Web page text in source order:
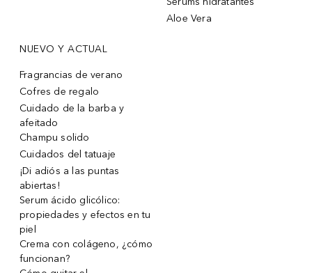
Aloe Vera
NUEVO Y ACTUAL
Fragrancias de verano
Cofres de regalo
Cuidado de la barba y
afeitado
Champu solido
Cuidados del tatuaje
¡Di adiós a las puntas
abiertas!
Serum ácido glicólico:
propiedades y efectos en tu
piel
Crema con colágeno, ¿cómo
funcionan?